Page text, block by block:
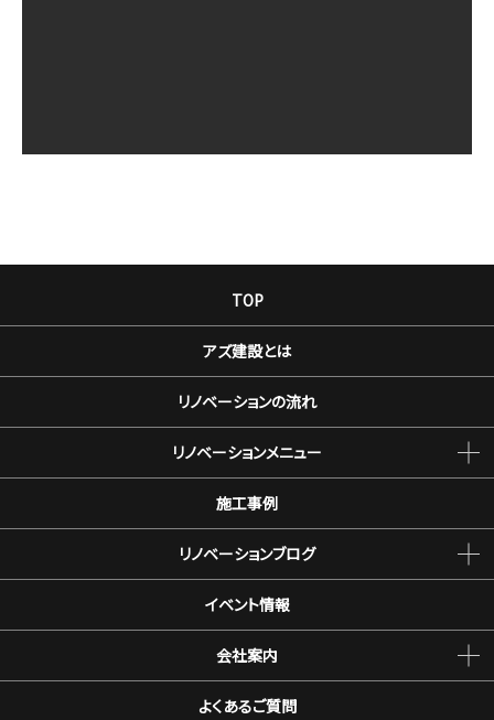
TOP
アズ建設とは
リノベーションの流れ
リノベーションメニュー
施工事例
リノベーションブログ
イベント情報
会社案内
よくあるご質問